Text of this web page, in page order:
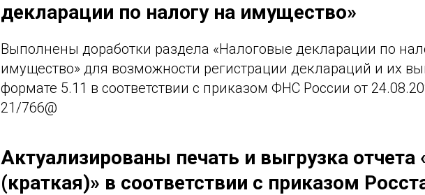
декларации по налогу на имущество»
Выполнены доработки раздела «Налоговые декларации по
имущество» для возможности регистрации деклараций и их
формате 5.11 в соответствии с приказом ФНС России от
21/766@
Актуализированы печать и выгрузка отчета
(краткая)» в соответствии с приказом